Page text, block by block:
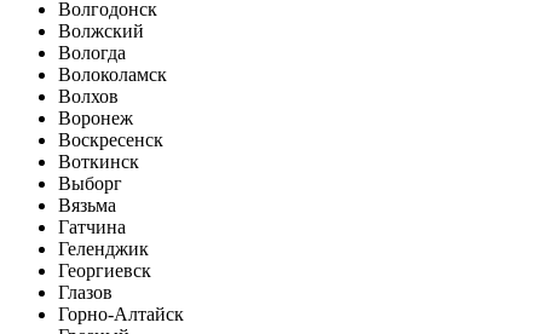
Волгодонск
Волжский
Вологда
Волоколамск
Волхов
Воронеж
Воскресенск
Воткинск
Выборг
Вязьма
Гатчина
Геленджик
Георгиевск
Глазов
Горно-Алтайск